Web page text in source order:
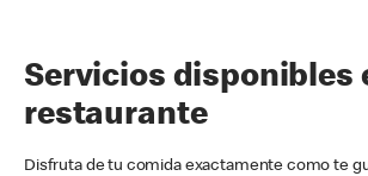
Servicios disponibles
restaurante
Disfruta de tu comida exactamente como te